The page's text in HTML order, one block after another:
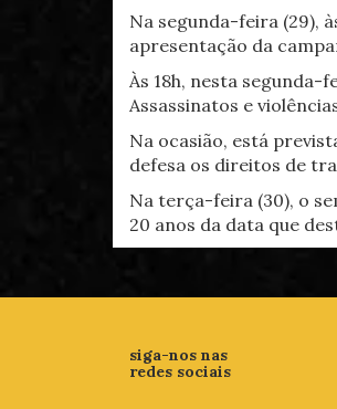
Na segunda-feira (29),
apresentação da
Às 18h, nesta
Assassinatos e
Na ocasião, está
defesa os direitos de
Na terça-feira (30), o
20 anos da data que
siga-nos nas
redes sociais